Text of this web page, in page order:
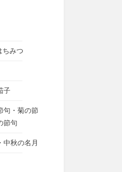
ちみつ
子
句・菊の節
節句
中秋の名月